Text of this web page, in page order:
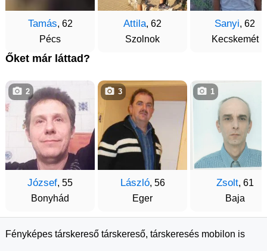
Tamás, 62
Pécs
Attila, 62
Szolnok
Sanyi, 62
Kecskemét
Őket már láttad?
József, 55
Bonyhád
2
László, 56
Eger
3
Zsolt, 61
Baja
1
Fényképes társkereső társkereső, társkeresés mobilon is